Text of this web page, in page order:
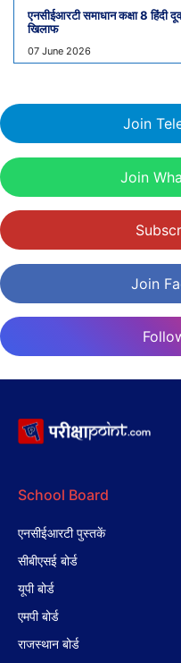
एनसीईआरटी समाधान कक्षा 8 हिंदी
खिलाफ
07 June 2026
Join
Join
Join
School Board
एनसीईआरटी पुस्तकें
सीबीएसई बोर्ड
यूपी बोर्ड
एमपी बोर्ड
राजस्थान बोर्ड